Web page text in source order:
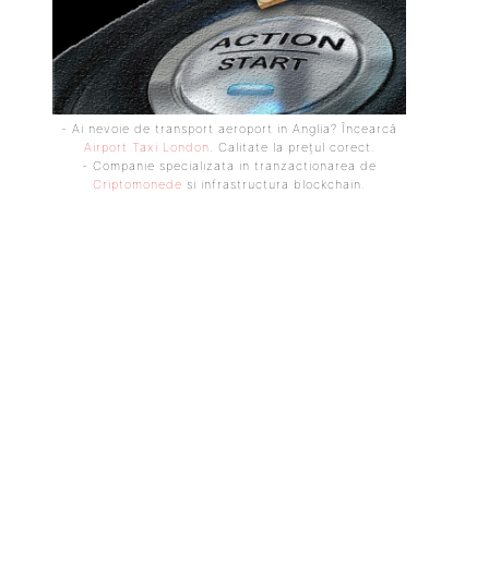
- Ai nevoie de transport aeroport in Anglia? Încearcă
Airport Taxi London. Calitate la prețul corect.
- Companie specializata in tranzactionarea de
Criptomonede si infrastructura blockchain.